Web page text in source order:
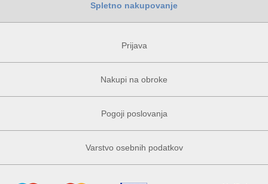
Spletno nakupovanje
Prijava
Nakupi na obroke
Pogoji poslovanja
Varstvo osebnih podatkov